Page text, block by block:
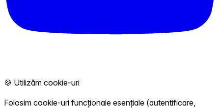
🍪 Utilizăm cookie-uri
Folosim cookie-uri funcționale esențiale (autentificare,